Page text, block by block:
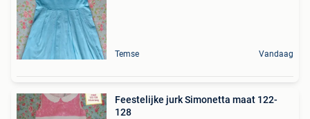
Temse Vandaag
Feestelijke jurk Simonetta maat 122-
128